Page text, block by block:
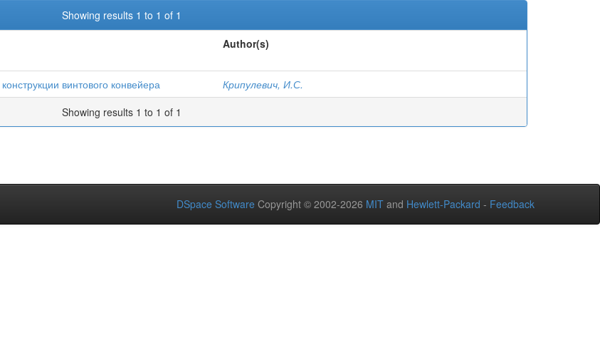
Showing results 1 to 1 of 1
Author(s)
винтового конвейера
Крипулевич, И.С.
Showing results 1 to 1 of 1
DSpace Software Copyright © 2002-2026 MIT and Hewlett-Packard - Feedback